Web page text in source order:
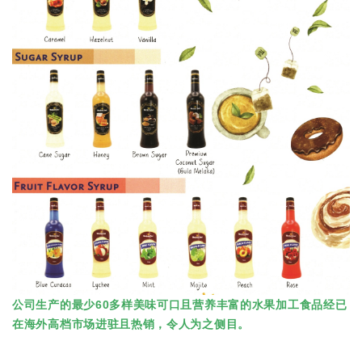
公司生产的最少60多样美味可口且营养丰富的水果加工食品经已
在海外高档市场进驻且热销，令人为之侧目。